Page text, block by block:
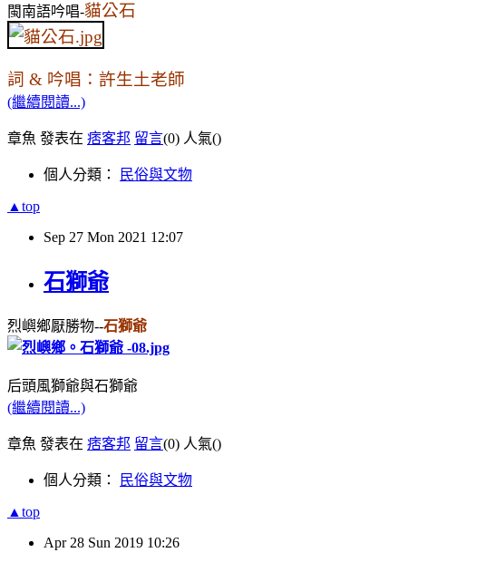
閩南語吟唱-貓公石
詞 & 吟唱：許生土老師
(繼續閱讀...)
章魚 發表在 痞客邦 留言(0) 人氣()
個人分類： 民俗與文物
▲top
Sep 27 Mon 2021 12:07
石獅爺
烈嶼鄉厭勝物--石獅爺
后頭風獅爺與石獅爺
(繼續閱讀...)
章魚 發表在 痞客邦 留言(0) 人氣()
個人分類： 民俗與文物
▲top
Apr 28 Sun 2019 10:26